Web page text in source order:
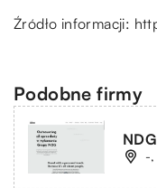
Źródło informacji:
Podobne firmy
-,